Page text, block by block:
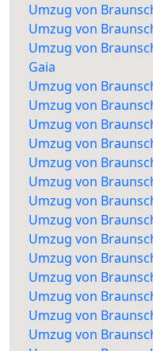
Umzug von
Umzug von
Umzug von
Gaia
Umzug von
Umzug von
Umzug von
Umzug von
Umzug von
Umzug von
Umzug von
Umzug von
Umzug von
Umzug von
Umzug von
Umzug von
Umzug von
Umzug von